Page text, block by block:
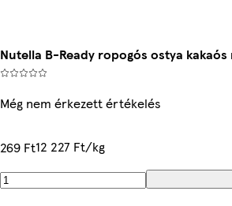
Nutella B-Ready ropogós ostya
Még nem érkezett értékelés
269 Ft12 227 Ft/kg